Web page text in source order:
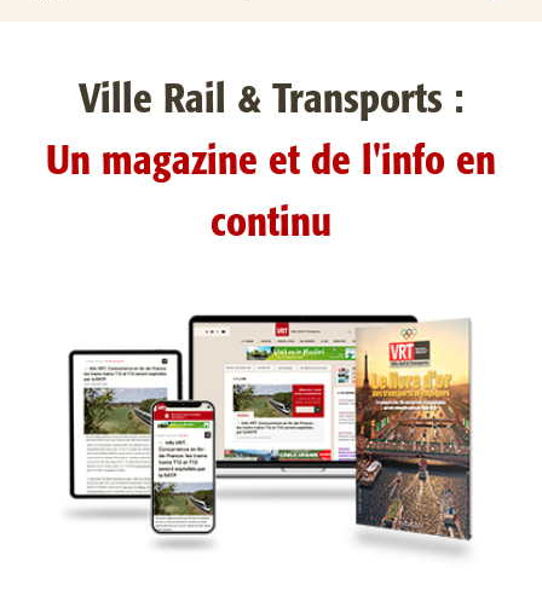
Ville Rail & Transports :
Un magazine et de l'info en
continu